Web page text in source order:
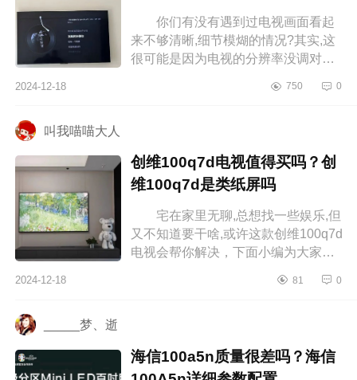
你们有没有遇到过电视画面看起
来不够清晰,细节模煳的情况?其实,这
很可能是因为电视的分辨率没调对，
画质数值？tcl电视机画质怎么调最...
2024-12-18 750 0
叫我喵喵大人
创维100q7d电视值得买吗？创
维100q7d是类纸屏吗
宅在家里无聊,总想找一些娱乐,但
又不知道要干啥,或许这款创维100q7d
电视会帮你解决，下面小编为大家介
100q7d是类纸屏吗 创维100q7...
2024-12-18 81 0
_____梦、逝
海信100a5n质量很差吗？海信